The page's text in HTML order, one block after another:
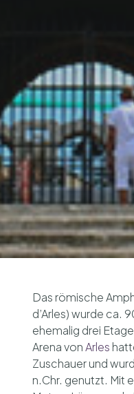
Das römische
d’Arles) wurde ca.
ehemalig drei
Arena vonArles
Zuschauer und
n.Chr. genutzt. Mit